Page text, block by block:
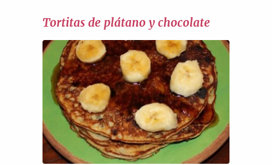
Tortitas de plátano y chocolate